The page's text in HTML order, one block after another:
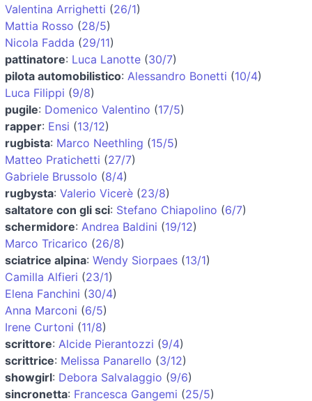
Valentina Arrighetti (26/1)
Mattia Rosso (28/5)
Nicola Fadda (29/11)
pattinatore: Luca Lanotte (30/7)
pilota automobilistico: Alessandro Bonetti (10/4)
Luca Filippi (9/8)
pugile: Domenico Valentino (17/5)
rapper: Ensi (13/12)
rugbista: Marco Neethling (15/5)
Matteo Pratichetti (27/7)
Gabriele Brussolo (8/4)
rugbysta: Valerio Vicerè (23/8)
saltatore con gli sci: Stefano Chiapolino (6/7)
schermidore: Andrea Baldini (19/12)
Marco Tricarico (26/8)
sciatrice alpina: Wendy Siorpaes (13/1)
Camilla Alfieri (23/1)
Elena Fanchini (30/4)
Anna Marconi (6/5)
Irene Curtoni (11/8)
scrittore: Alcide Pierantozzi (9/4)
scrittrice: Melissa Panarello (3/12)
showgirl: Debora Salvalaggio (9/6)
sincronetta: Francesca Gangemi (25/5)